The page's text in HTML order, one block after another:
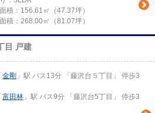
積： 156.61㎡（47.37坪）
積： 268.00㎡（81.07坪）
目 戸建
金剛 」駅 バス13分 「藤沢台５丁目」 停歩3
富田林 」駅 バス9分 「藤沢台5丁目」 停歩3